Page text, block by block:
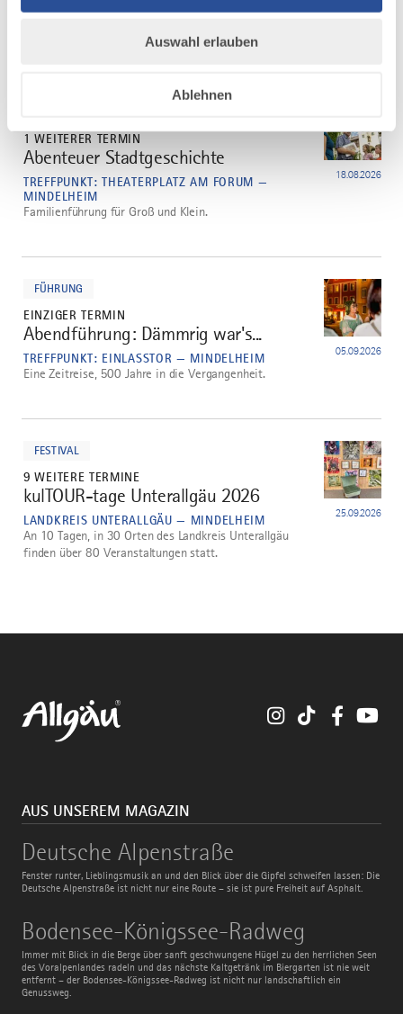
Auswahl erlauben
Ablehnen
Altstadt am Nachmittag.
1 WEITERER TERMIN
3
Abenteuer Stadtgeschichte
TREFFPUNKT: THEATERPLATZ AM FORUM —
MINDELHEIM
18.08.2026
Familienführung für Groß und Klein.
FÜHRUNG
EINZIGER TERMIN
4
Abendführung: Dämmrig war's...
TREFFPUNKT: EINLASSTOR — MINDELHEIM 05.09.2026
Eine Zeitreise, 500 Jahre in die Vergangenheit.
FESTIVAL
9 WEITERE TERMINE
5
kulTOUR-tage Unterallgäu 2026
LANDKREIS UNTERALLGÄU — MINDELHEIM 25.09.2026
An 10 Tagen, in 30 Orten des Landkreis Unterallgäu
finden über 80 Veranstaltungen statt.
InstagramTikTok
AUS UNSEREM MAGAZIN
Deutsche Alpenstraße
Fenster runter, Lieblingsmusik an und den Blick über die Gipfel schweifen lassen: Die
Deutsche Alpenstraße ist nicht nur eine Route – sie ist pure Freiheit auf Asphalt.
Deutsche
Alpenstraße
Bodensee-Königssee-Radweg
Immer mit Blick in die Berge über sanft geschwungene Hügel zu den herrlichen Seen
des Voralpenlandes radeln und das nächste Kaltgetränk im Biergarten ist nie weit
entfernt – der Bodensee-Königssee-Radweg ist nicht nur landschaftlich ein
Genussweg.
Bodensee-
Königssee-
Radweg